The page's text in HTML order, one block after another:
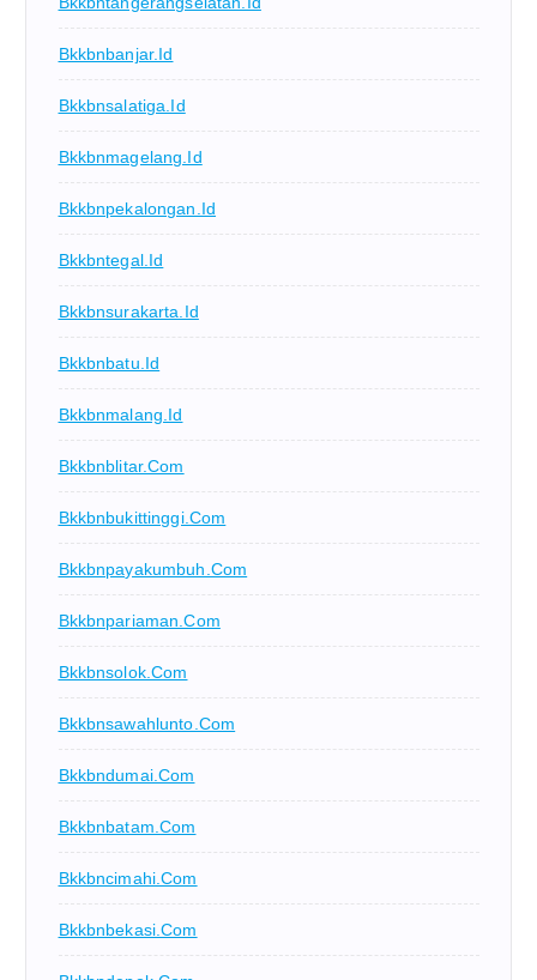
Bkkbnbanjar.id
Bkkbnsalatiga.id
Bkkbnmagelang.id
Bkkbnpekalongan.id
Bkkbntegal.id
Bkkbnsurakarta.id
Bkkbnbatu.id
Bkkbnmalang.id
Bkkbnblitar.com
Bkkbnbukittinggi.com
Bkkbnpayakumbuh.com
Bkkbnpariaman.com
Bkkbnsolok.com
Bkkbnsawahlunto.com
Bkkbndumai.com
Bkkbnbatam.com
Bkkbncimahi.com
Bkkbnbekasi.com